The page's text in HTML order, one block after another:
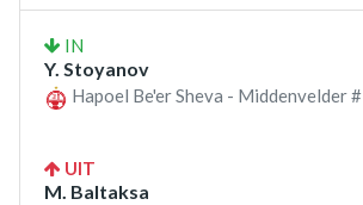
IN
Y. Stoyanov
Hapoel Be'er Sheva - Middenvelder #
UIT
M. Baltaksa